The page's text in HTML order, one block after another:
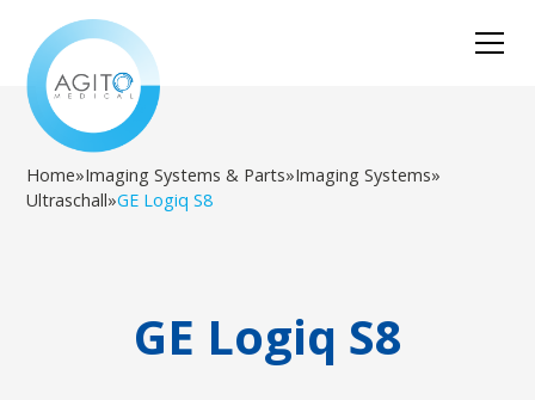
Home»Imaging Systems & Parts»Imaging Systems»
Ultraschall»GE Logiq S8
GE Logiq S8